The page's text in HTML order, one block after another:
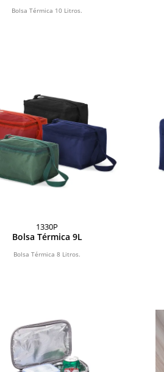
Bolsa Térmica 10 Litros.
1330P
Bolsa Térmica 9L
Bolsa Térmica 8 Litros.